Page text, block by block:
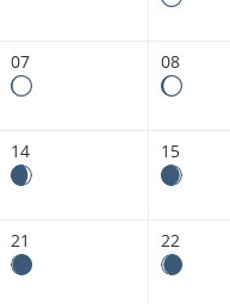
07 08
14 15
21 22